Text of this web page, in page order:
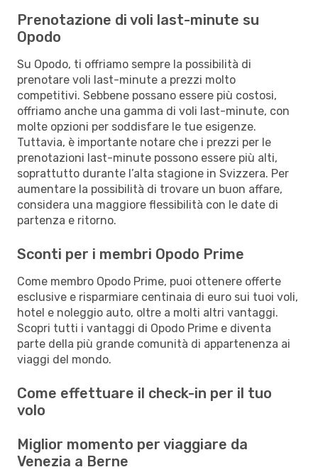
Prenotazione di voli last-minute su
Opodo
Su Opodo, ti offriamo sempre la possibilità di
prenotare voli last-minute a prezzi molto
competitivi. Sebbene possano essere più costosi,
offriamo anche una gamma di voli last-minute, con
molte opzioni per soddisfare le tue esigenze.
Tuttavia, è importante notare che i prezzi per le
prenotazioni last-minute possono essere più alti,
soprattutto durante l’alta stagione in Svizzera. Per
aumentare la possibilità di trovare un buon affare,
considera una maggiore flessibilità con le date di
partenza e ritorno.
Sconti per i membri Opodo Prime
Come membro Opodo Prime, puoi ottenere offerte
esclusive e risparmiare centinaia di euro sui tuoi voli,
hotel e noleggio auto, oltre a molti altri vantaggi.
Scopri tutti i vantaggi di Opodo Prime e diventa
parte della più grande comunità di appartenenza ai
viaggi del mondo.
Come effettuare il check-in per il tuo
volo
Miglior momento per viaggiare da
Venezia a Berne